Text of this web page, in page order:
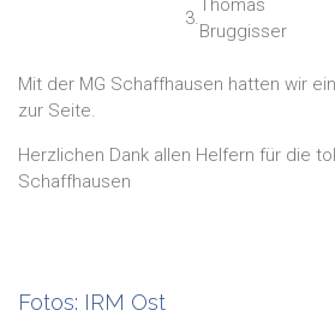
3.
Thomas
Bruggisser
Mit der MG Schaffhausen hatten wir
zur Seite.
Herzlichen Dank allen Helfern für die
Schaffhausen
Fotos: IRM Ost